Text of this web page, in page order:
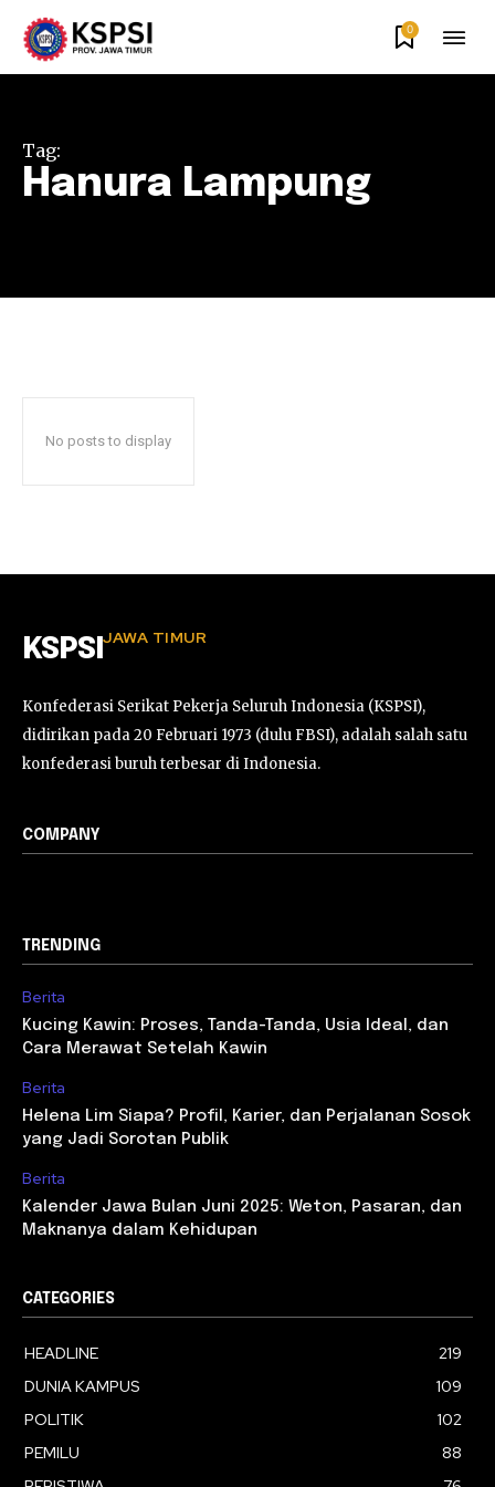
0
Tag:
Hanura Lampung
No posts to display
KSPSI JAWA TIMUR
Konfederasi Serikat Pekerja Seluruh Indonesia (KSPSI),
didirikan pada 20 Februari 1973 (dulu FBSI), adalah salah satu
konfederasi buruh terbesar di Indonesia.
COMPANY
TRENDING
Berita
Kucing Kawin: Proses, Tanda-Tanda, Usia Ideal, dan
Cara Merawat Setelah Kawin
Berita
Helena Lim Siapa? Profil, Karier, dan Perjalanan Sosok
yang Jadi Sorotan Publik
Berita
Kalender Jawa Bulan Juni 2025: Weton, Pasaran, dan
Maknanya dalam Kehidupan
CATEGORIES
HEADLINE
219
DUNIA KAMPUS
109
POLITIK
102
PEMILU
88